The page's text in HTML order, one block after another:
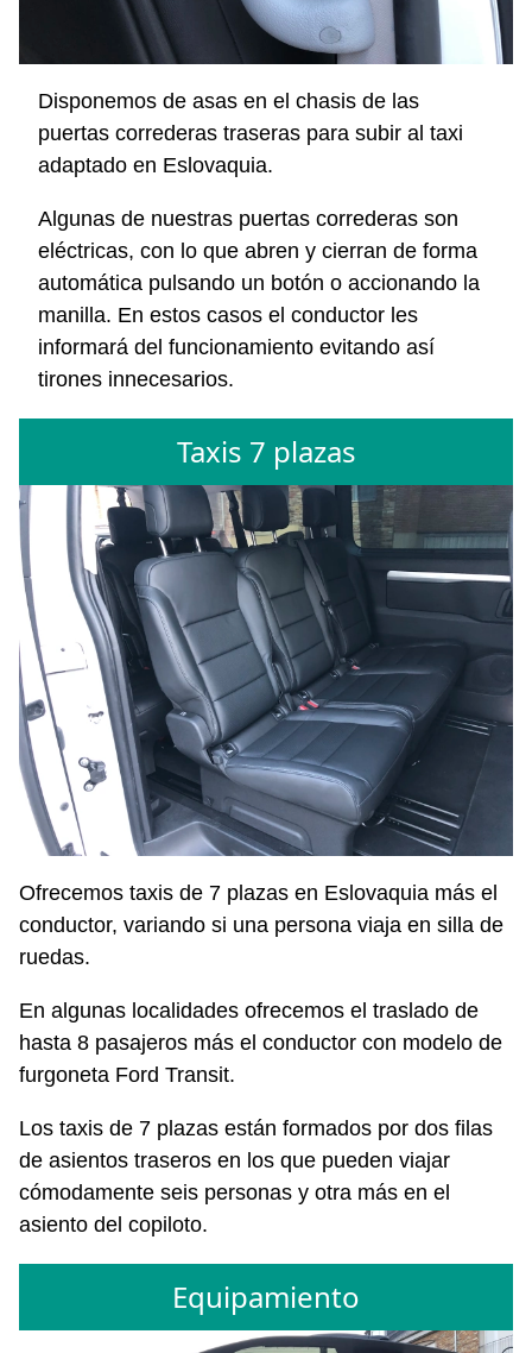
Disponemos de asas en el chasis de las
puertas correderas traseras para subir al taxi
adaptado en Eslovaquia.
Algunas de nuestras puertas correderas son
eléctricas, con lo que abren y cierran de forma
automática pulsando un botón o accionando la
manilla. En estos casos el conductor les
informará del funcionamiento evitando así
tirones innecesarios.
Taxis 7 plazas
Ofrecemos taxis de 7 plazas en Eslovaquia más el
conductor, variando si una persona viaja en silla de
ruedas.
En algunas localidades ofrecemos el traslado de
hasta 8 pasajeros más el conductor con modelo de
furgoneta Ford Transit.
Los taxis de 7 plazas están formados por dos filas
de asientos traseros en los que pueden viajar
cómodamente seis personas y otra más en el
asiento del copiloto.
Equipamiento